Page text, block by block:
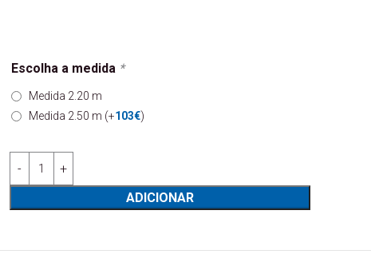
Escolha a medida *
Medida 2.20 m
Medida 2.50 m (+103€)
Quantidade de Base Tv Vertex Gold VG14
ADICIONAR